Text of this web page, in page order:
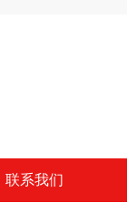
联系我们